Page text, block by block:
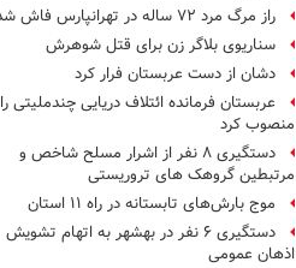
راز مرگ مرد ۷۲ ساله در تهرانپارس فاش شد
سناریوی بلاگر زن برای قتل شوهرش
دشان از دست عربستان فرار کرد
عربستان فرمانده ائتلاف دریایی چندملیتی را
منصوب کرد
دستگیری ۸ نفر از اشرار مسلح شاخص و
مرتبطین گروهک های تروریستی
موج بارش‌های تابستانه در راه ۱۱ استان
دستگیری ۶ نفر در بهشهر به اتهام تشویش
اذهان عمومی